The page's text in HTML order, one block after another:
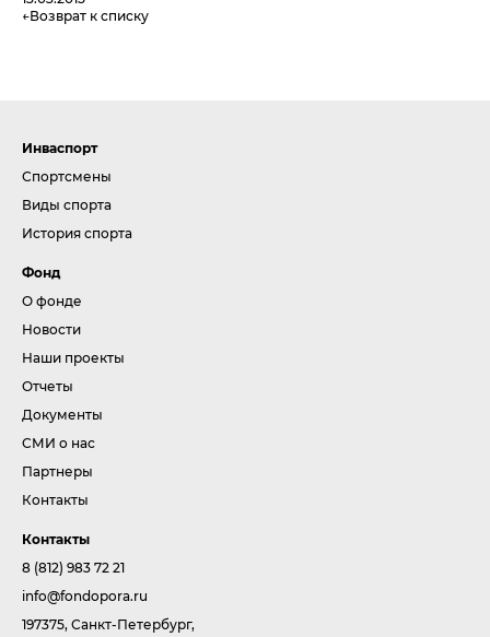
Возврат к списку
Инваспорт
Спортсмены
Виды спорта
История спорта
Фонд
О фонде
Новости
Наши проекты
Отчеты
Документы
СМИ о нас
Партнеры
Контакты
Контакты
8 (812) 983 72 21
info@fondopora.ru
197375, Санкт-Петербург,